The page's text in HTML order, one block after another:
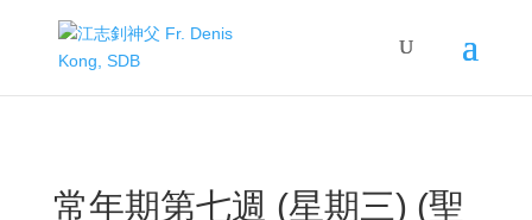
常年期第七週 (星期三) (聖